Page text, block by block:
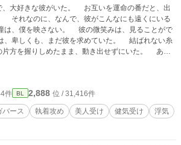
大好きな彼がいた。 お互いを運命の番だと、出
、僕を映さない。 彼の微笑みは、見ることがで
片方を握りしめたまま、動き出せずにいた。 あ
を、忘れられずにいた。 甘い花蜜をつけた、誓い
ある生徒
呼ばれている表情の乏しい未完全なオメガの話。
ます。固定攻め以外との絡みもあります。なんでも
幸いです。 九条 聖（くじょう・ひじ
美久（ゆめぎ・みく） 北条
件 BL 2,888 位 / 31,416件
バース 執着攻め 美人受け 健気受け
浮気